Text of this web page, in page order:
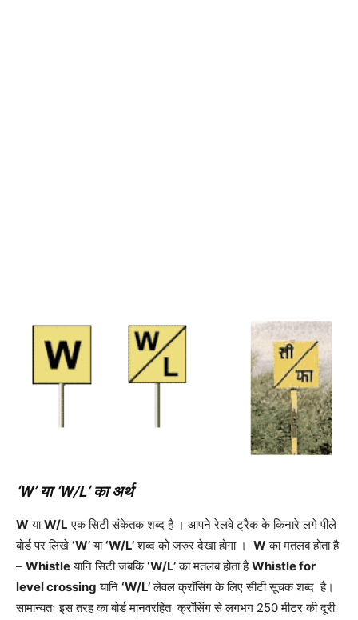
‘W’ या ‘W/L’ का अर्थ
WयाW/L एक सिटी संकेतक शब्द है । आपने रेलवे ट्रैक के किनारे लगे पीले
बोर्ड पर लिखे ‘W’या‘W/L’शब्द को जरुर देखा होगा । Wका मतलब होता है
– Whistleयानि सिटी जबकि‘W/L’का मतलब होता हैWhistle for
level crossing यानि ‘W/L’लेवल क्रॉसिंग के लिए सीटी सूचक शब्द है।
सामान्यतः इस तरह का बोर्ड मानवरहित क्रॉसिंग से लगभग 250 मीटर की दूरी